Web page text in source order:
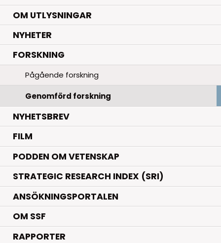
OM UTLYSNINGAR
NYHETER.
FORSKNING.
Pågående forskning
Genomförd forskning
NYHETSBREV
FILM
PODDEN OM VETENSKAP
STRATEGIC RESEARCH INDEX (SRI)
ANSÖKNINGSPORTALEN
OM SSF
RAPPORTER